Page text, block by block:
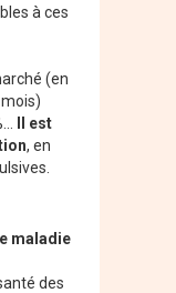
à ces
(en
Il est
, en
maladie
des